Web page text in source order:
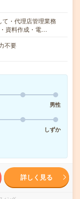
・代理店管理業務
資料作成・電…
不要
男性
しずか
詳しく見る